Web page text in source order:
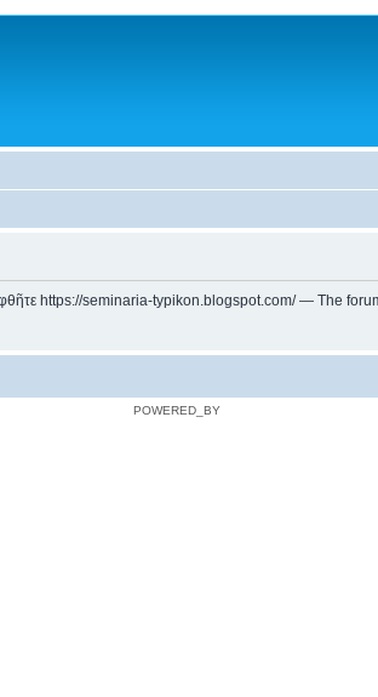
https://seminaria-typikon.blogspot.com/ —
POWERED_BY